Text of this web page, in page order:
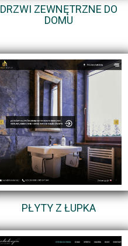
DRZWI ZEWNĘTRZNE DO
DOMU
PŁYTY Z ŁUPKA